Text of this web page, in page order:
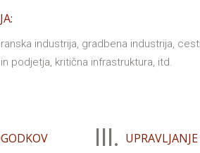
industrija, gradbena industrija,
podjetja, kritična infrastruktura, itd.
III.